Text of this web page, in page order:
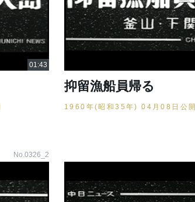
抑留漁船員帰る
1960年(昭和35年) 04月08日公開
No.0326_2